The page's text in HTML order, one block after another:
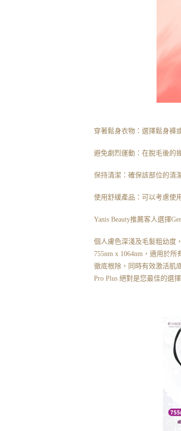
穿著鬆身衣物：選擇鬆身褲
避免劇烈運動：在脫毛後的
保持清潔：確保該部位的清
使用舒緩產品：可以考慮使
Yanis Beauty推薦客人選擇
個人膚色深淺及毛髮粗幼度，
755nm x 1064nm，適用於
徹底根除，同時有效激活肌
Pro Plus 絕對是您最佳的選擇